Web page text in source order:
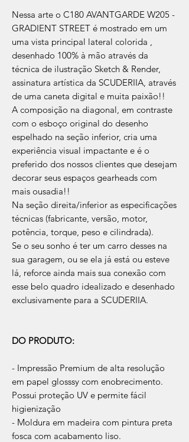
Nessa arte o C180 AVANTGARDE W205 -
GRADIENT STREET é mostrado em um
uma vista principal lateral colorida ,
desenhado 100% à mão através da
técnica de ilustração Sketch & Render,
assinatura artística da SCUDERIIA, através
de uma caneta digital e muita paixão!!
A composição na diagonal, em contraste
com o esboço original do desenho
espelhado na seção inferior, cria uma
experiência visual impactante e é o
preferido dos nossos clientes que desejam
decorar seus espaços gearheads com
mais ousadia!!
Na seção direita/inferior as especificações
técnicas (fabricante, versão, motor,
potência, torque, peso e cilindrada).
Se o seu sonho é ter um carro desses na
sua garagem, ou se ela já está ou esteve
lá, reforce ainda mais sua conexão com
esse belo quadro idealizado e desenhado
exclusivamente para a SCUDERIIA.
DO PRODUTO:
- Impressão Premium de alta resolução
em papel glosssy com enobrecimento.
Possui proteção UV e permite fácil
higienização
- Moldura em madeira com pintura preta
fosca com acabamento liso.